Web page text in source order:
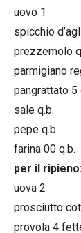
uovo 1
spicchio
prezzemolo
parmigiano
pangrattato 5
sale q.b.
pepe q.b.
farina 00 q.b.
per il
uova 2
prosciutto
provola 4